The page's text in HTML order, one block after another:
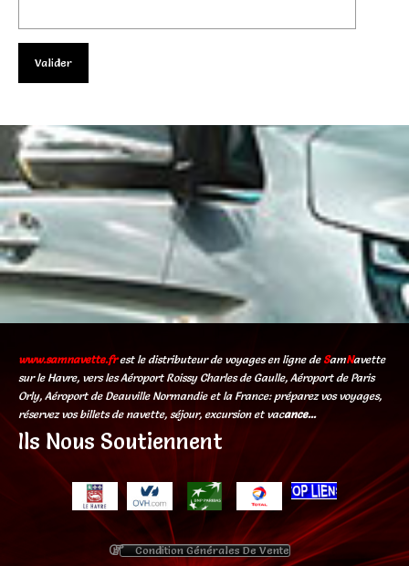
www.samnavette.frest le distributeur de voyages en ligne de SamNavette
sur le Havre, vers les Aéroport Roissy Charles de Gaulle, Aéroport de Paris
Orly, Aéroport de Deauville Normandie et la France: préparez vos voyages,
réservez vos billets de navette, séjour, excursion et vacance...
Ils Nous Soutiennent
Condition Générales De Vente